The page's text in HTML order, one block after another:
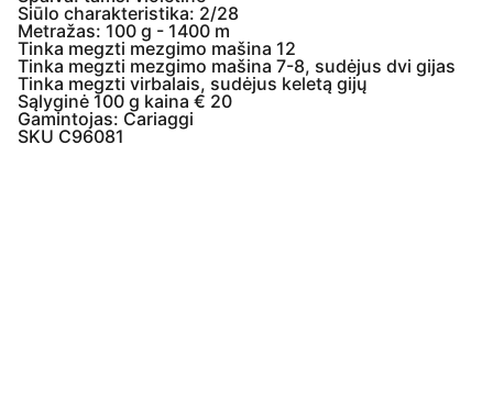
Siūlo charakteristika: 2/28
Metražas: 100 g - 1400 m
Tinka megzti mezgimo mašina 12
Tinka megzti mezgimo mašina 7-8, sudėjus dvi gijas
Tinka megzti virbalais, sudėjus keletą gijų
Sąlyginė 100 g kaina € 20
Gamintojas: Cariaggi
SKU C96081